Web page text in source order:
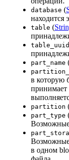
database (
находится
table (
table_uuid
part_name
в которую
принимает
partition
part_type
Возможные
Возможные
в одном